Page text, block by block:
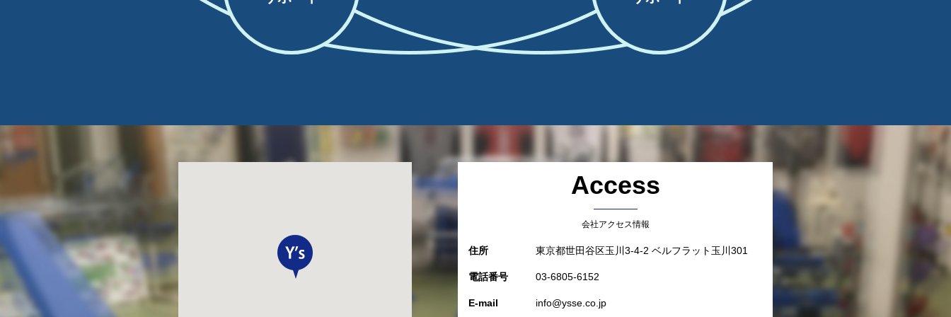
Access
会社アクセス情報
住所 東京都世田谷区玉川3-4-2 ベルフラット玉川301
電話番号 03-6805-6152
E-mail info@ysse.co.jp